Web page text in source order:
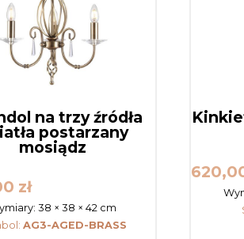
na trzy źródła
postarzany
mosiądz
zł
38 × 38 × 42 cm
AG3-AGED-BRASS